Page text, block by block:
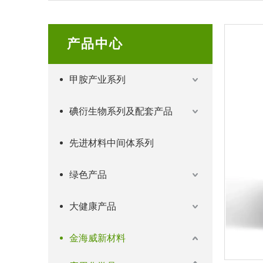
产品中心
甲胺产业系列
碘衍生物系列及配套产品
先进材料中间体系列
绿色产品
大健康产品
金海威新材料